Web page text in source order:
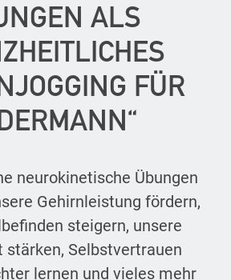
ALS
FÜR
neurokinetische Übungen
Gehirnleistung fördern,
steigern, unsere
stärken, Selbstvertrauen
lernen und vieles mehr